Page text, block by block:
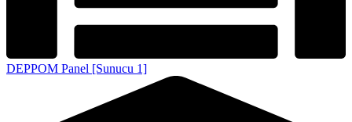
DEPPOM Panel [Sunucu 1]